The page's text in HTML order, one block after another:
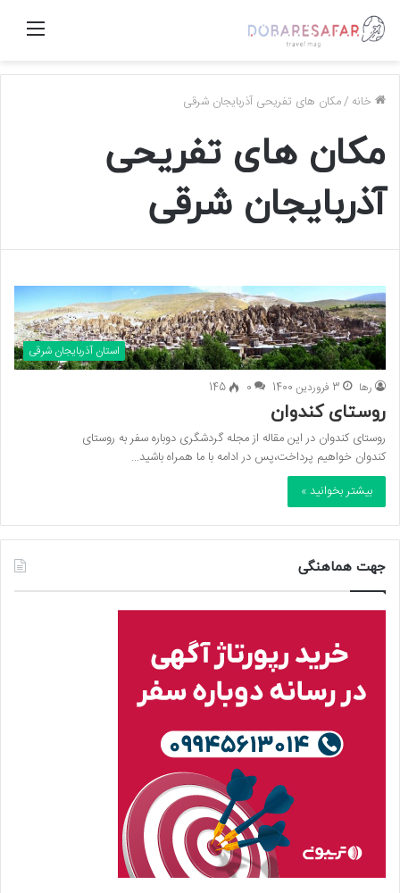
منو
خانه /مکان های تفریحی آذربایجان شرقی
مکان های تفریحی
آذربایجان شرقی
استان آذربایجان شرقی
رها 3 فروردین 1400 0
145
روستای کندوان
روستای کندوان در این مقاله از مجله گردشگری دوباره سفر به روستای
کندوان خواهیم پرداخت،پس در ادامه با ما همراه باشید…
بیشتر بخوانید »
جهت هماهنگی